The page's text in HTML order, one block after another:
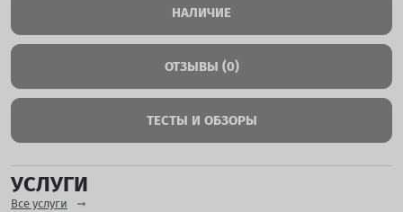
НАЛИЧИЕ
ОТЗЫВЫ (0)
ТЕСТЫ И ОБЗОРЫ
УСЛУГИ
Все услуги